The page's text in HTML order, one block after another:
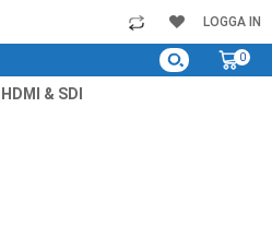
My
0
LOGGA IN
& SDI